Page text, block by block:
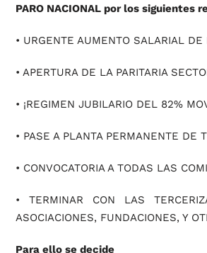
PARO NACIONAL por los siguientes
• URGENTE AUMENTO SALARIAL
• APERTURA DE LA PARITARIA
• ¡REGIMEN JUBILARIO DEL 82%
• PASE A PLANTA PERMANENTE DE
• CONVOCATORIA A TODAS LAS
• TERMINAR CON LAS
ASOCIACIONES, FUNDACIONES, Y
Para ello se decide